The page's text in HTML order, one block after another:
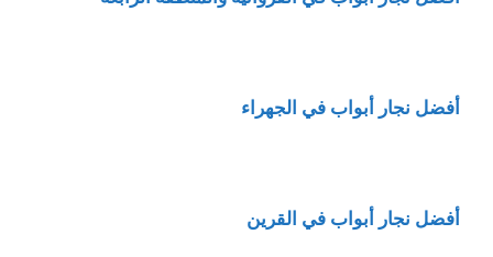
أفضل نجار أبواب في الجهراء
أفضل نجار أبواب في القرين